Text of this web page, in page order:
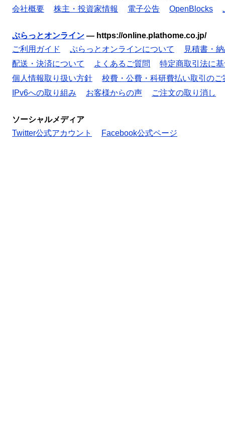
会社概要
株主・投資家情報 電子公告 OpenBlocks
ぷらっとオンライン — https://online.plathome.co.jp/
ご利用ガイド
ぷらっとオンラインについて
見積書・
配送・決済について
よくあるご質問
特定商取引法に
個人情報取り扱い方針
校費・公費・科研費払い取引のご
IPv6への取り組み
お客様からの声 ご注文の取り消し
ソーシャルメディア
Twitter公式アカウント
Facebook公式ページ